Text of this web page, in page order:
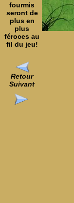
fourmis
seront de
plus en
plus
féroces au
fil du jeu!
Retour
Suivant